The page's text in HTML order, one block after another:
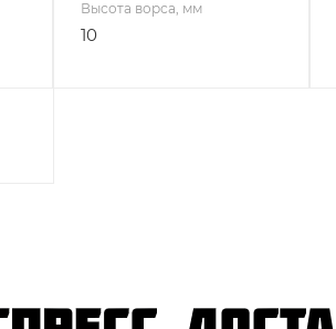
Высота ворса, мм
10